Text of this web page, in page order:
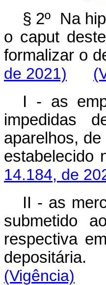
§ 2º Na
o caput
formalizar o
de 2021)
I - as
impedidas
aparelhos,
estabelecido
14.184, de
II - as
submetido
respectiva
depositária.
(Vigência)